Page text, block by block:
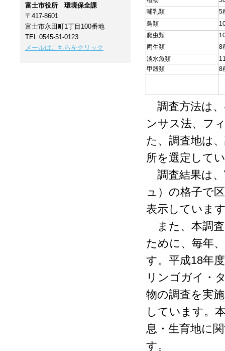
哺乳類
5
鳥類
爬虫類
両生類
8
淡水魚類
甲殻類
8
調査方法は、
ンサス法、フ
た、調査地は
所を選定して
調査結果は、
ュ）の格子で
表示していま
また、本調
ために、毎年
す。平成18年
リンゴガイ・
物の調査を実
しています。
息・生育地に
す。
富士市役所 環境保全課
〒417-8601
富士市永田町1丁目100番地
TEL 0545-51-0123
メールはこちらをクリック